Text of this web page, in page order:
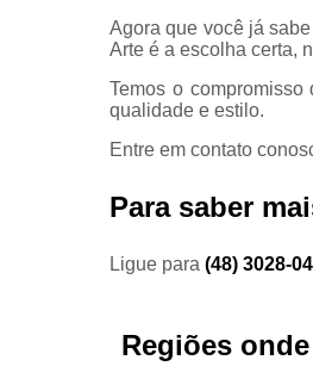
Agora que você já
Arte é a escolha certa,
Temos o
qualidade e estilo.
Entre em contato
Para saber
Ligue para (48) 3028-
Regiões